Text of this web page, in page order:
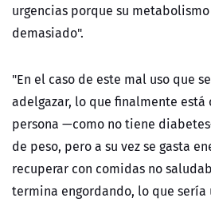
urgencias porque su
demasiado".
"En el caso de este mal uso que
adelgazar, lo que finalmente está
persona —como no tiene
de peso, pero a su vez se gasta
recuperar con comidas no
termina engordando, lo que sería